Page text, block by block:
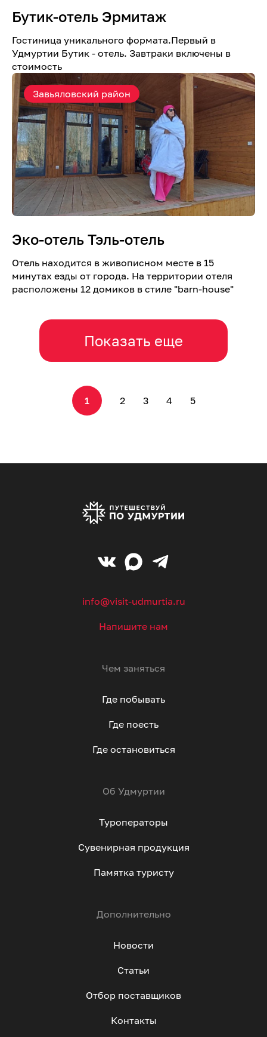
Бутик-отель Эрмитаж
Гостиница уникального формата.Первый в
Удмуртии Бутик - отель. Завтраки включены в
стоимость
Завьяловский район
Эко-отель Тэль-отель
Отель находится в живописном месте в 15
минутах езды от города. На территории отеля
расположены 12 домиков в стиле "barn-house"
Показать еще
1 2 3 4 5
info@visit-udmurtia.ru
Напишите нам
Чем заняться
Где побывать
Где поесть
Где остановиться
Об Удмуртии
Туроператоры
Сувенирная продукция
Памятка туристу
Дополнительно
Новости
Статьи
Отбор поставщиков
Контакты